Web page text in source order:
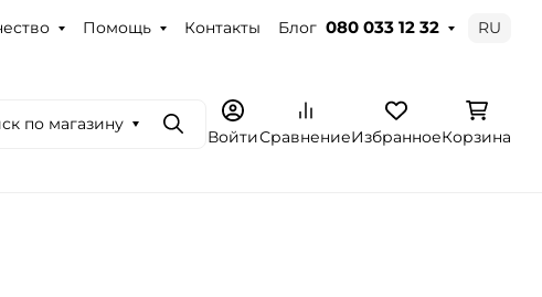
Помощь Контакты Блог 080 033 12 32 RU
по магазину
ПоискВойтиСравнениеИзбранноеКорзина